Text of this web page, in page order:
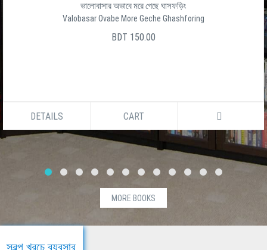
ভালোবাসার অভাবে মরে গেছে ঘাসফড়িং
Valobasar Ovabe More Geche Ghashforing
BDT 150.00
DETAILS CART
MORE BOOKS
স্বল্প খরচে ব্যবসার